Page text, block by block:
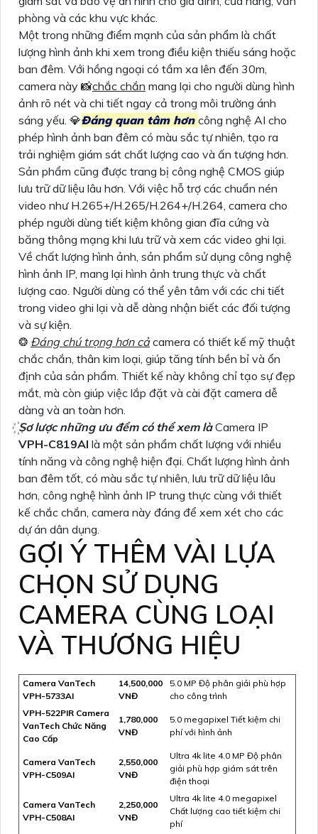
phòng và các khu vực khác.
Một trong những điểm mạnh của sản phẩm là chất
lượng hình ảnh khi xem trong điều kiện thiếu sáng hoặc
ban đêm. Với hồng ngoại có tầm xa lên đến 30m,
camera này 📸chắc chắn mang lại cho người dùng hình
ảnh rõ nét và chi tiết ngay cả trong môi trường ánh
sáng yếu. 💎Đáng quan tâm hơn công nghệ AI cho
phép hình ảnh ban đêm có màu sắc tự nhiên, tạo ra
trải nghiệm giám sát chất lượng cao và ấn tượng hơn.
Sản phẩm cũng được trang bị công nghệ CMOS giúp
lưu trữ dữ liệu lâu hơn. Với việc hỗ trợ các chuẩn nén
video như H.265+/H.265/H.264+/H.264, camera cho
phép người dùng tiết kiệm không gian đĩa cứng và
băng thông mạng khi lưu trữ và xem các video ghi lại.
Về chất lượng hình ảnh, sản phẩm sử dụng công nghệ
hình ảnh IP, mang lại hình ảnh trung thực và chất
lượng cao. Người dùng có thể yên tâm với các chi tiết
trong video ghi lại và dễ dàng nhận biết các đối tượng
và sự kiện.
❂ Đáng chú trọng hơn cảcamera có thiết kế mỹ thuật
chắc chắn, thân kim loại, giúp tăng tính bền bỉ và ổn
định của sản phẩm. Thiết kế này không chỉ tạo sự đẹp
mắt, mà còn giúp việc lắp đặt và cài đặt camera dễ
dàng và an toàn hơn.
Sơ lược những ưu đểm có thể xem làCamera IP
VPH-C819AI là một sản phẩm chất lượng với nhiều
tính năng và công nghệ hiện đại. Chất lượng hình ảnh
ban đêm tốt, có màu sắc tự nhiên, lưu trữ dữ liệu lâu
hơn, công nghệ hình ảnh IP trung thực cùng với thiết
kế chắc chắn, camera này đáng để xem xét cho các
dự án dân dụng.
GỢI Ý THÊM VÀI LỰA
CHỌN SỬ DỤNG
CAMERA CÙNG LOẠI
VÀ THƯƠNG HIỆU
Camera VanTech
VPH-5733AI
14,500,000
VNĐ
5.0 MP Độ phân giải phù hợp
cho công trình
VPH-522PIR Camera
VanTech Chức Năng
Cao Cấp
1,780,000
VNĐ
5.0 megapixel Tiết kiệm chi
phí với hình ảnh
Camera VanTech
VPH-C509AI
2,550,000
VNĐ
Ultra 4k lite 4.0 MP Độ phân
giải phù hợp giám sát trên
điện thoại
Camera VanTech
VPH-C508AI
2,250,000
VNĐ
Ultra 4k lite 4.0 megapixel
Chất lượng cao tiết kiệm chi
phí